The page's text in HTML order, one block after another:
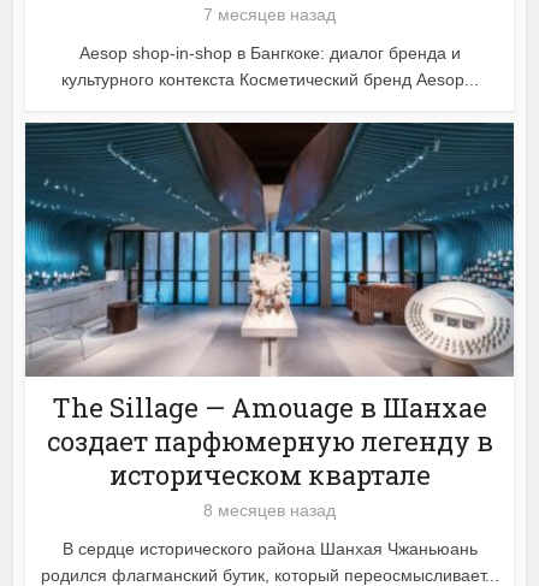
7 месяцев назад
Aesop shop-in-shop в Бангкоке: диалог бренда и
культурного контекста Косметический бренд Aesop...
The Sillage — Amouage в Шанхае
создает парфюмерную легенду в
историческом квартале
8 месяцев назад
В сердце исторического района Шанхая Чжаньюань
родился флагманский бутик, который переосмысливает...